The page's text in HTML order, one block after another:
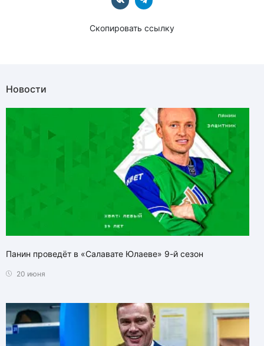
Скопировать ссылку
Новости
Панин проведёт в «Салавате Юлаеве» 9-й сезон
20 июня